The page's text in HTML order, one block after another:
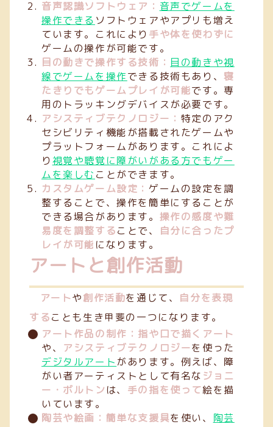
音声認識ソフトウェア： 音声でゲームを
操作できる ソフトウェアやアプリも増え
ています。これにより 手や体を使わずに
ゲームの操作が可能です。
目の動きで操作する技術： 目の動きや視
線でゲームを操作できる技術もあり、寝
たきりでもゲームプレイが可能です。専
用のトラッキングデバイスが必要です。
アシスティブテクノロジー： 特定のアク
セシビリティ機能が搭載されたゲームや
プラットフォームがあります。これによ
り視覚や聴覚に障がいがある方でもゲー
ムを楽しむ ことができます。
カスタムゲーム設定：ゲームの設定を調
整することで、操作を簡単にすることが
できる場合があります。 操作の感度や難
易度を調整することで、
自分に合ったプ
レイが可能 になります。
アートと創作活動
アートや創作活動を通じて、 自分を表現
することも生き甲斐の一つになります。
アート作品の制作：指や口で描くアート
や、 アシスティブテクノロジーを使った
デジタルアート があります。例えば、障
がい者アーティストとして有名な ジョニ
ー・ボルトンは、 手の指を使って絵を描
いています。
陶芸や絵画：簡単な支援具を使い、 陶芸